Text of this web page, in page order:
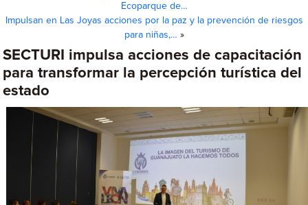
Ecoparque de…
Impulsan en Las Joyas acciones por la paz y la prevención de riesgos
para niñas,… »
SECTURI impulsa acciones de capacitación
para transformar la percepción turística del
estado